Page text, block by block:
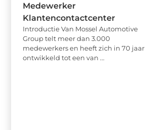
Medewerker
Klantencontactcenter
Introductie Van Mossel Automotive
Group telt meer dan 3.000
medewerkers en heeft zich in 70 jaar
ontwikkeld tot een van ...